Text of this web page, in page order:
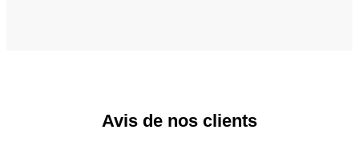
Avis de nos clients